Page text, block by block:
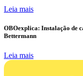
Leia mais
OBOexplica: Instalação de
Bettermann
Leia mais